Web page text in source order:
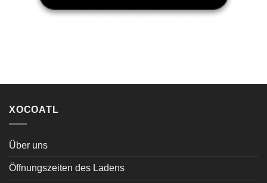
XOCOATL
Über uns
Öffnungszeiten des Ladens